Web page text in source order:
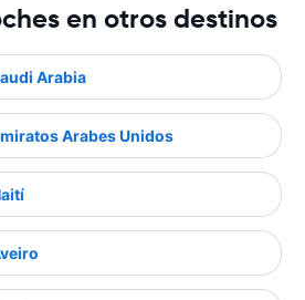
en otros destinos
Arabia
Arabes Unidos